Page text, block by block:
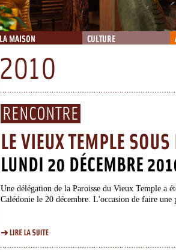
LA MAISON CULTURE
2010
RENCONTRE
LE VIEUX TEMPLE
LUNDI 20 DÉCEMBRE
Une délégation de la Paroisse du Vieux Temple a
Calédonie le 20 décembre. L'occasion de faire une